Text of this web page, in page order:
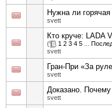
Нужна ли
svett
Кто круче: LADA
( 1 2 3 4 5
svett
Гран-При «За
svett
Доказано.
svett